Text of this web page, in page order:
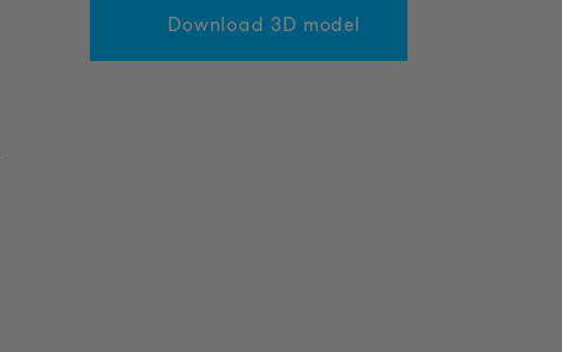
Download 3D model